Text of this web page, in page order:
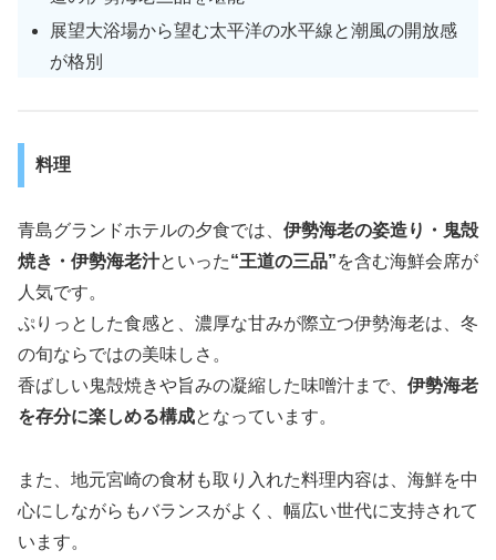
展望大浴場から望む太平洋の水平線と潮風の開放感
が格別
料理
青島グランドホテルの夕食では、 伊勢海老の姿造り・鬼殻
焼き・伊勢海老汁といった“王道の三品”を含む海鮮会席が
人気です。
ぷりっとした食感と、濃厚な甘みが際立つ伊勢海老は、冬
の旬ならではの美味しさ。
香ばしい鬼殻焼きや旨みの凝縮した味噌汁まで、 伊勢海老
を存分に楽しめる構成となっています。
また、地元宮崎の食材も取り入れた料理内容は、海鮮を中
心にしながらもバランスがよく、幅広い世代に支持されて
います。